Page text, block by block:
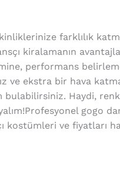
farklılık
kiralamanın
performans
ve ekstra bir hava
bulabilirsiniz. Haydi,
gogo
kostümleri ve fiyatları